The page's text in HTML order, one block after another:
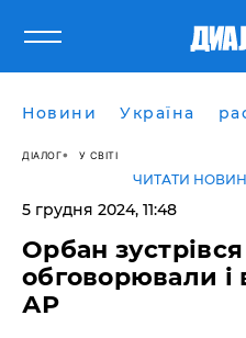
Новини Україна
ДІАЛОГ У СВІТІ
ЧИТАТИ
5 грудня 2024, 11:48
Орбан
обговорювали і
АР